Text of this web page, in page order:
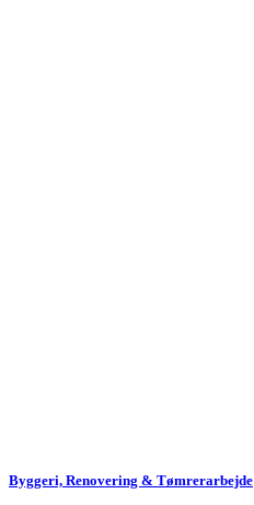
Byggeri, Renovering & Tømrerarbejde